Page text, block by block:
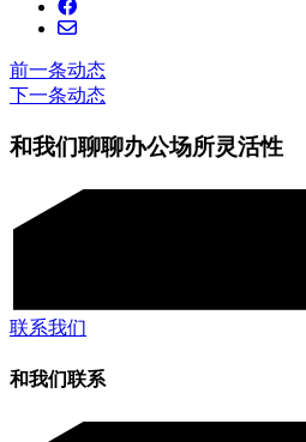
前一条动态
下一条动态
和我们聊聊办公场所灵活性
联系我们
和我们联系